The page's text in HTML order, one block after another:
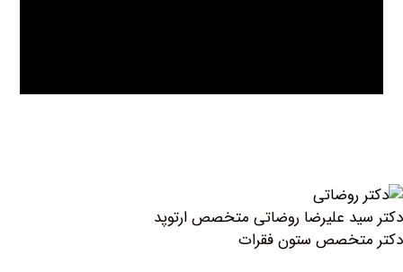
علیرضا روضاتی متخصص ارتوپد
ستون فقرات